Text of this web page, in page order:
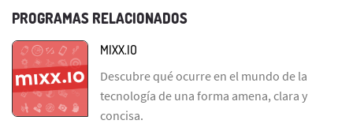
PROGRAMAS RELACIONADOS
MIXX.IO
Descubre qué ocurre en el mundo de la
tecnología de una forma amena, clara y
concisa.